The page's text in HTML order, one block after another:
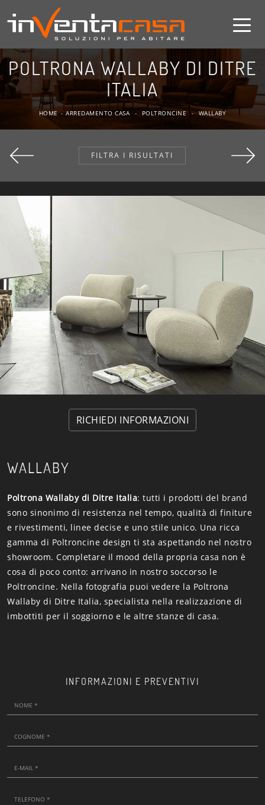
POLTRONA WALLABY DI DITRE
ITALIA
HOME - ARREDAMENTO CASA - POLTRONCINE - WALLABY
FILTRA I RISULTATI
RICHIEDI INFORMAZIONI
WALLABY
Poltrona Wallaby di Ditre Italia: tutti i prodotti del brand
sono sinonimo di resistenza nel tempo, qualità di finiture
e rivestimenti, linee decise e uno stile unico. Una ricca
gamma di Poltroncine design ti sta aspettando nel nostro
showroom. Completare il mood della propria casa non è
cosa di poco conto: arrivano in nostro soccorso le
Poltroncine. Nella fotografia puoi vedere la Poltrona
Wallaby di Ditre Italia, specialista nella realizzazione di
imbottiti per il soggiorno e le altre stanze di casa.
INFORMAZIONI E PREVENTIVI